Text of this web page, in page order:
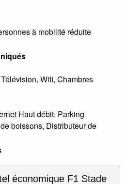
à mobilité réduite
Wifi, Chambres
Haut débit, Parking
boissons, Distributeur de
économique F1 Stade